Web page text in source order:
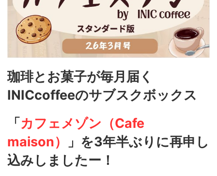
珈琲とお菓子が毎月届く
INICcoffeeのサブスクボックス
「 カフェメゾン（Cafe
maison）
」を3年半ぶりに再申し
込みしましたー！